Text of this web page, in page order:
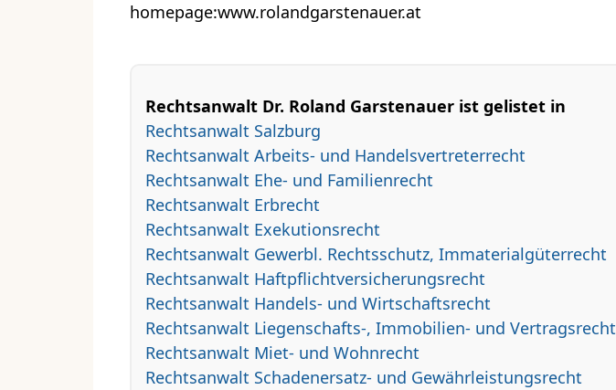
homepage:www.rolandgarstenauer.at
Rechtsanwalt Dr. Roland Garstenauer ist gelistet in
Rechtsanwalt Salzburg
Rechtsanwalt Arbeits- und Handelsvertreterrecht
Rechtsanwalt Ehe- und Familienrecht
Rechtsanwalt Erbrecht
Rechtsanwalt Exekutionsrecht
Rechtsanwalt Gewerbl. Rechtsschutz, Immaterialgüterrecht
Rechtsanwalt Haftpflichtversicherungsrecht
Rechtsanwalt Handels- und Wirtschaftsrecht
Rechtsanwalt Liegenschafts-, Immobilien- und Vertragsrecht
Rechtsanwalt Miet- und Wohnrecht
Rechtsanwalt Schadenersatz- und Gewährleistungsrecht